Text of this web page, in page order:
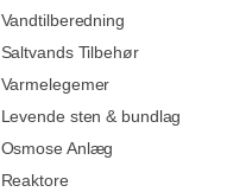
Vandtilberedning
Saltvands Tilbehør
Varmelegemer
Levende sten & bundlag
Osmose Anlæg
Reaktore